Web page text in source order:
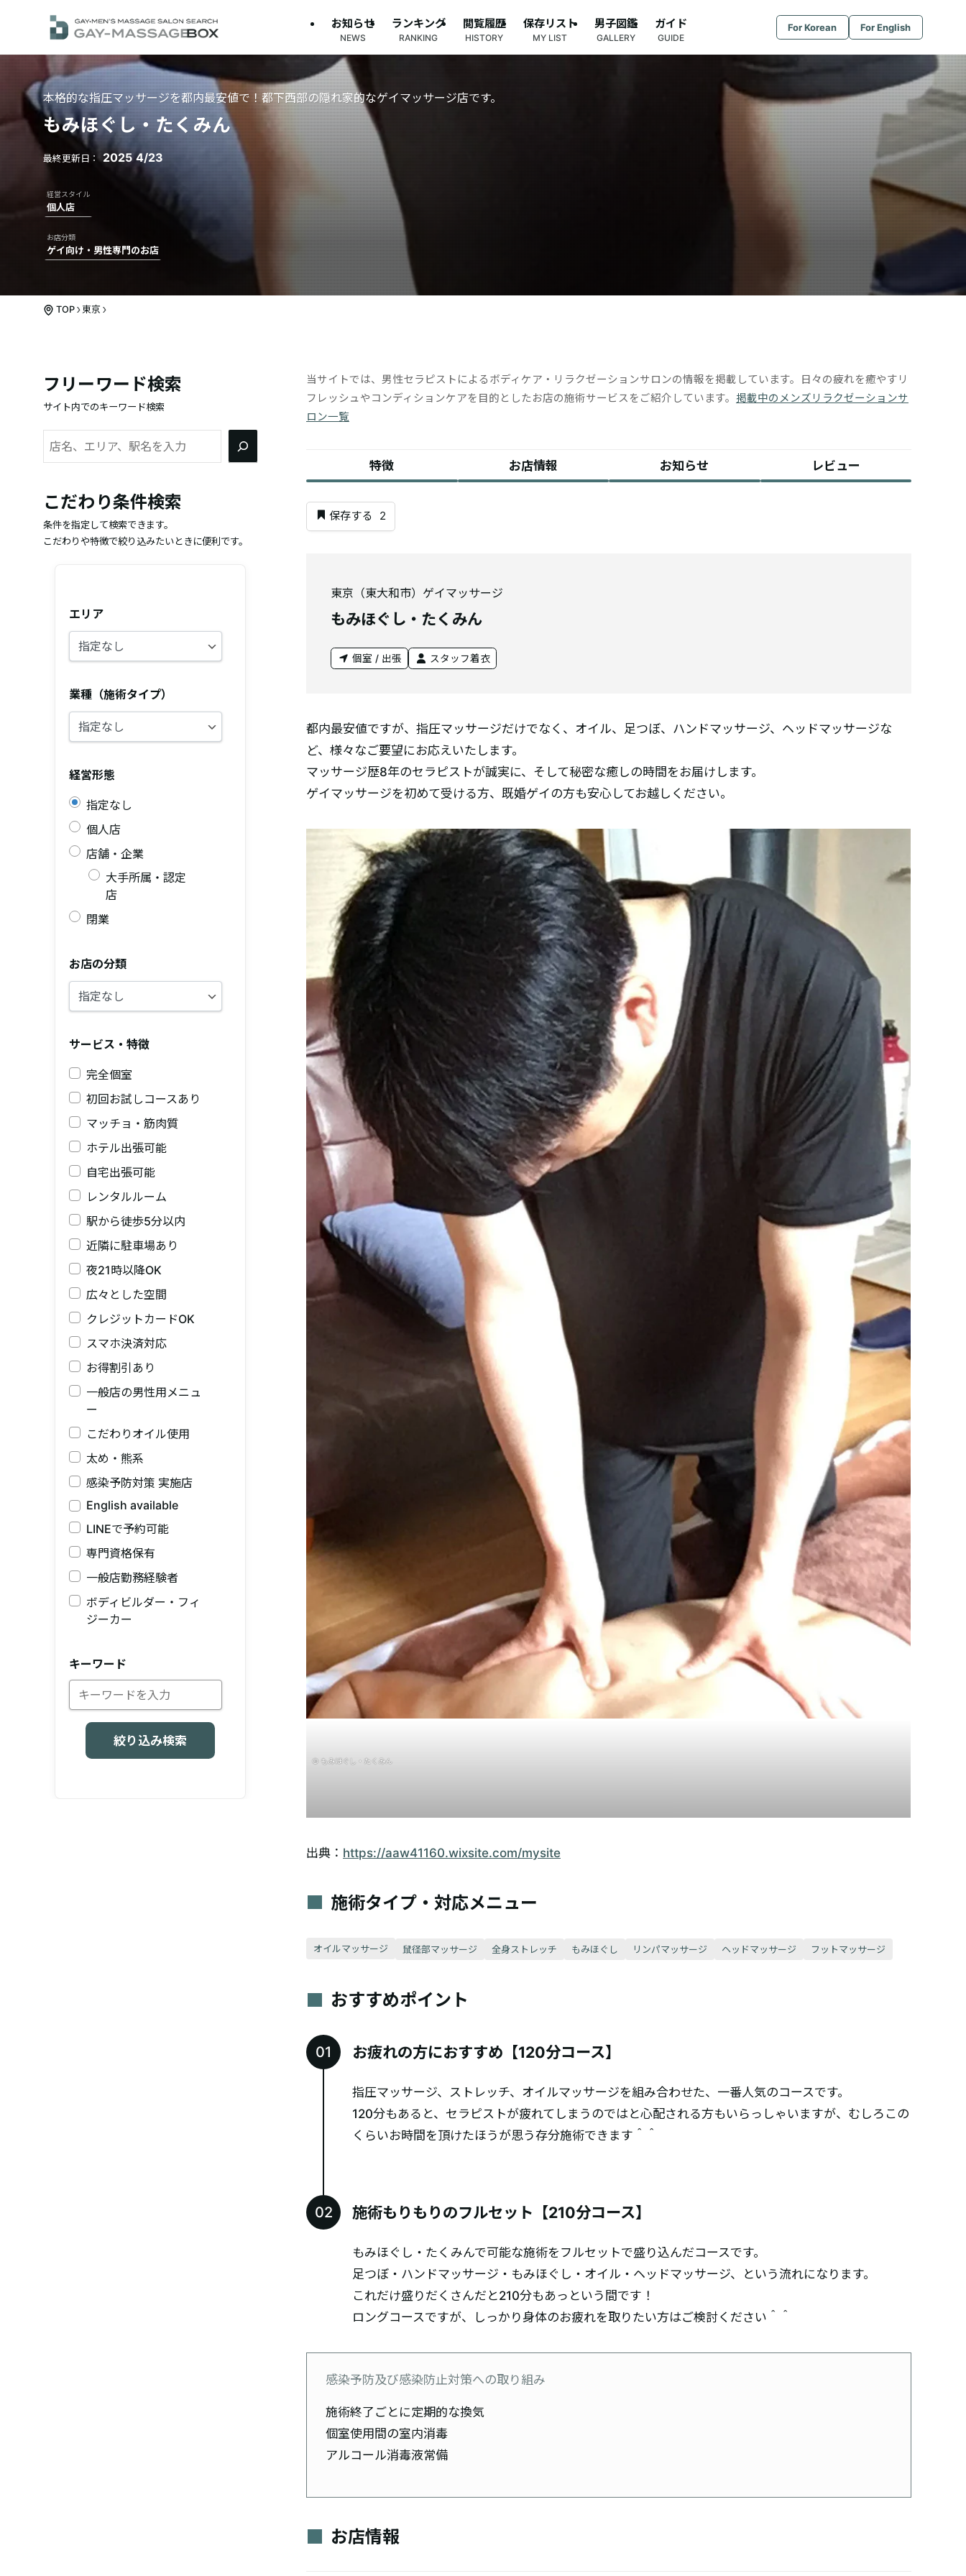
お知らせ
NEWS
ランキング
RANKING
閲覧履歴
HISTORY
保存リスト
MY LIST
男子図鑑
GALLERY
ガイド
GUIDE
For Korean For English
本格的な指圧マッサージを都内最安値で！都下西部の隠れ家的なゲイマッサージ店です。
もみほぐし・たくみん
2025 4/23
個人店
ゲイ向け・男性専門のお店
TOP 東京
当サイトでは、男性セラピストによるボディケア・リラクゼーションサロンの情報を掲載しています。日々の疲れを癒やすリ
フレッシュやコンディションケアを目的としたお店の施術サービスをご紹介しています。 掲載中のメンズリラクゼーションサ
ロン一覧
特徴 お店情報 お知らせ レビュー
保存する 2
東京（東大和市）ゲイマッサージ
もみほぐし・たくみん
個室 / 出張 スタッフ着衣
都内最安値ですが、指圧マッサージだけでなく、オイル、足つぼ、ハンドマッサージ、ヘッドマッサージな
ど、様々なご要望にお応えいたします。
マッサージ歴8年のセラピストが誠実に、そして秘密な癒しの時間をお届けします。
ゲイマッサージを初めて受ける方、既婚ゲイの方も安心してお越しください。
© もみほぐし・たくみん
出典： https://aaw41160.wixsite.com/mysite
施術タイプ・対応メニュー
オイルマッサージ 鼠径部マッサージ 全身ストレッチ もみほぐし リンパマッサージ ヘッドマッサージ フットマッサージ
おすすめポイント
お疲れの方におすすめ【120分コース】
指圧マッサージ、ストレッチ、オイルマッサージを組み合わせた、一番人気のコースです。
120分もあると、セラピストが疲れてしまうのではと心配される方もいらっしゃいますが、むしろこの
くらいお時間を頂けたほうが思う存分施術できます＾＾
施術もりもりのフルセット【210分コース】
もみほぐし・たくみんで可能な施術をフルセットで盛り込んだコースです。
足つぼ・ハンドマッサージ・もみほぐし・オイル・ヘッドマッサージ、という流れになります。
これだけ盛りだくさんだと210分もあっという間です！
ロングコースですが、しっかり身体のお疲れを取りたい方はご検討ください＾＾
感染予防及び感染防止対策への取り組み
施術終了ごとに定期的な換気
個室使用間の室内消毒
アルコール消毒液常備
お店情報
フリーワード検索
サイト内でのキーワード検索
検
索
こだわり条件検索
条件を指定して検索できます。
こだわりや特徴で絞り込みたいときに便利です。
エリア
業種（施術タイプ）
経営形態
指定なし
個人店
店舗・企業
大手所属・認定
店
閉業
お店の分類
サービス・特徴
完全個室
初回お試しコースあり
マッチョ・筋肉質
ホテル出張可能
自宅出張可能
レンタルルーム
駅から徒歩5分以内
近隣に駐車場あり
夜21時以降OK
広々とした空間
クレジットカードOK
スマホ決済対応
お得割引あり
一般店の男性用メニュ
ー
こだわりオイル使用
太め・熊系
感染予防対策 実施店
English available
LINEで予約可能
専門資格保有
一般店勤務経験者
ボディビルダー・フィ
ジーカー
キーワード
絞り込み検索